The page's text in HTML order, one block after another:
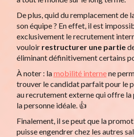
De plus, quid du remplacement de
son équipe ? En effet, il est
exclusivement le recrutement
vouloir restructurer une partie
éliminant définitivement certains
À noter : lamobilité internene
trouver le candidat parfait pour le
au recrutement externe qui offre
la personne idéale. 👍
Finalement, il se peut que la
puisse engendrer chez les autres